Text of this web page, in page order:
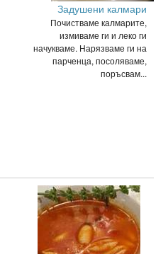
Задушени калмари
Почистваме калмарите,
измиваме ги и леко ги
начукваме. Нарязваме ги на
парченца, посоляваме,
поръсвам...